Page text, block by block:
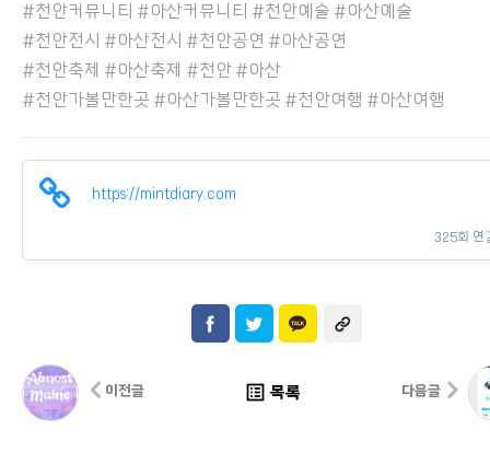
#천안커뮤니티 #아산커뮤니티 #천안예술 #아산예술
#천안전시 #아산전시 #천안공연 #아산공연
#천안축제 #아산축제 #천안 #아산
#천안가볼만한곳 #아산가볼만한곳 #천안여행 #아산여행
https://mintdiary.com
325회 연
이전글 list_alt 목록 다음글